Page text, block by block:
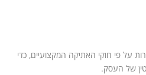
על פי חוקי האתיקה המקצועיים, כדי
של העסק.